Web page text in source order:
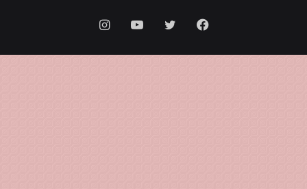
فيسبوك تويتر يوتيوبانستقرام